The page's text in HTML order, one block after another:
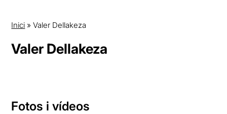
Inici »Valer Dellakeza
Valer Dellakeza
Fotos i vídeos